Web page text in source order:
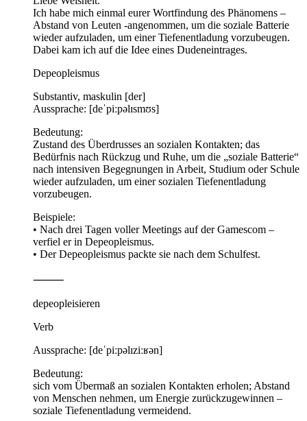
Ich habe mich einmal eurer Wortfindung des Phänomens –
Abstand von Leuten -angenommen, um die soziale Batterie
wieder aufzuladen, um einer Tiefenentladung vorzubeugen.
Dabei kam ich auf die Idee eines Dudeneintrages.
Depeopleismus
Substantiv, maskulin [der]
Aussprache: [deˈpiːpəlɪsmʊs]
Bedeutung:
Zustand des Überdrusses an sozialen Kontakten; das
Bedürfnis nach Rückzug und Ruhe, um die „soziale Batterie“
nach intensiven Begegnungen in Arbeit, Studium oder Schule
wieder aufzuladen, um einer sozialen Tiefenentladung
vorzubeugen.
Beispiele:
• Nach drei Tagen voller Meetings auf der Gamescom –
verfiel er in Depeopleismus.
• Der Depeopleismus packte sie nach dem Schulfest.
⸻
depeopleisieren
Verb
Aussprache: [deˈpiːpəlɪziːʁən]
Bedeutung:
sich vom Übermaß an sozialen Kontakten erholen; Abstand
von Menschen nehmen, um Energie zurückzugewinnen –
soziale Tiefenentladung vermeidend.